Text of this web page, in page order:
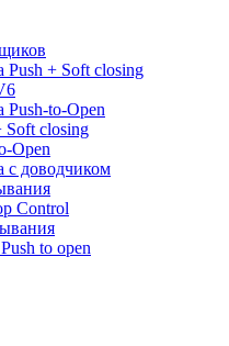
+ Soft closing
to-Open
closing
Open
с доводчиком
Control
to open